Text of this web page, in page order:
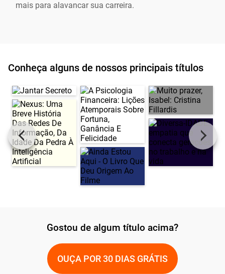
mais para alavancar sua carreira.
Conheça alguns de nossos principais títulos
Gostou de algum título acima?
OUÇA POR 30 DIAS GRÁTIS